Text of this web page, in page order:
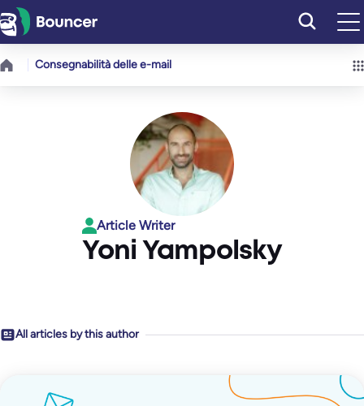
Vai
al
contenuto
Consegnabilità delle e-mail
Article Writer
Yoni Yampolsky
All articles by this author